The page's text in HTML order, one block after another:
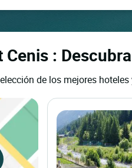
:
de los mejores